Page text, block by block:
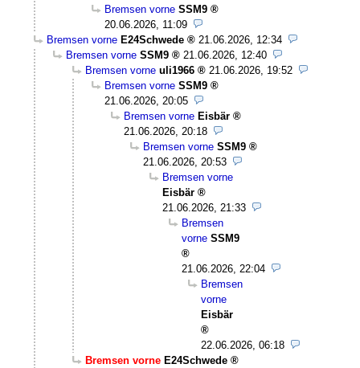
Bremsen vorne SSM9
20.06.2026, 11:09
Bremsen vorne E24Schwede
21.06.2026, 12:34
Bremsen vorne SSM9
21.06.2026, 12:40
Bremsen vorne uli1966
21.06.2026, 19:52
Bremsen vorne SSM9
21.06.2026, 20:05
Bremsen vorne Eisbär
21.06.2026, 20:18
Bremsen vorne SSM9
21.06.2026, 20:53
Bremsen vorne
Eisbär
21.06.2026, 21:33
Bremsen
vorne SSM9
21.06.2026, 22:04
Bremsen
vorne
Eisbär
22.06.2026, 06:18
Bremsen vorne E24Schwede